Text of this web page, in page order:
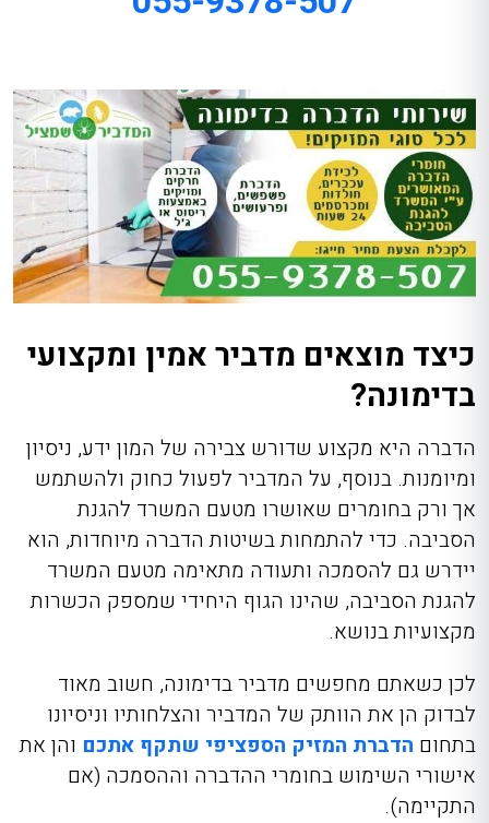
כיצד מוצאים מדביר אמין ומקצועי
בדימונה?
הדברה היא מקצוע שדורש צבירה של המון ידע, ניסיון
ומיומנות. בנוסף, על המדביר לפעול כחוק ולהשתמש
אך ורק בחומרים שאושרו מטעם המשרד להגנת
הסביבה. כדי להתמחות בשיטות הדברה מיוחדות, הוא
יידרש גם להסמכה ותעודה מתאימה מטעם המשרד
להגנת הסביבה, שהינו הגוף היחידי שמספק הכשרות
מקצועיות בנושא.
לכן כשאתם מחפשים מדביר בדימונה, חשוב מאוד
לבדוק הן את הוותק של המדביר והצלחותיו וניסיונו
בתחום הדברת המזיק הספציפי שתקף אתכם והן את
אישורי השימוש בחומרי ההדברה וההסמכה (אם
התקיימה).